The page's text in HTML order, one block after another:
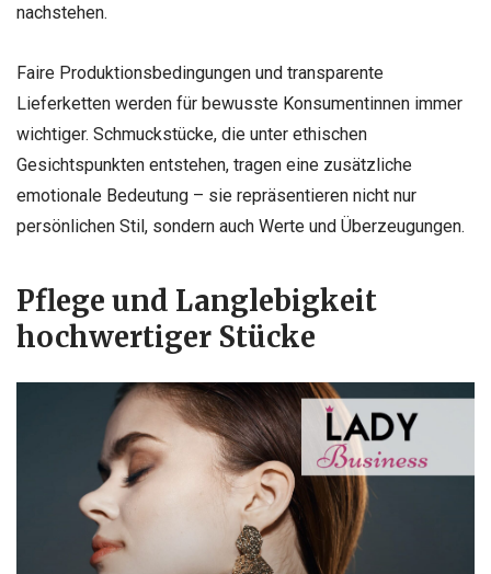
nachstehen.
Faire Produktionsbedingungen und transparente
Lieferketten werden für bewusste Konsumentinnen immer
wichtiger. Schmuckstücke, die unter ethischen
Gesichtspunkten entstehen, tragen eine zusätzliche
emotionale Bedeutung – sie repräsentieren nicht nur
persönlichen Stil, sondern auch Werte und Überzeugungen.
Pflege und Langlebigkeit
hochwertiger Stücke